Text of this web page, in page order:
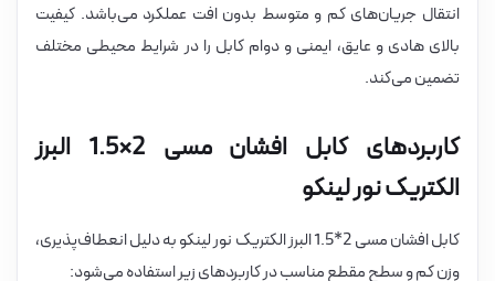
انتقال جریان‌های کم و متوسط بدون افت عملکرد می‌باشد. کیفیت
بالای هادی و عایق، ایمنی و دوام کابل را در شرایط محیطی مختلف
تضمین می‌کند.
کاربردهای کابل افشان مسی 2×1.5 البرز
الکتریک نور لینکو
کابل افشان مسی 2*1.5 البرز الکتریک نور لینکو به دلیل انعطاف‌پذیری،
وزن کم و سطح مقطع مناسب در کاربردهای زیر استفاده می‌شود: